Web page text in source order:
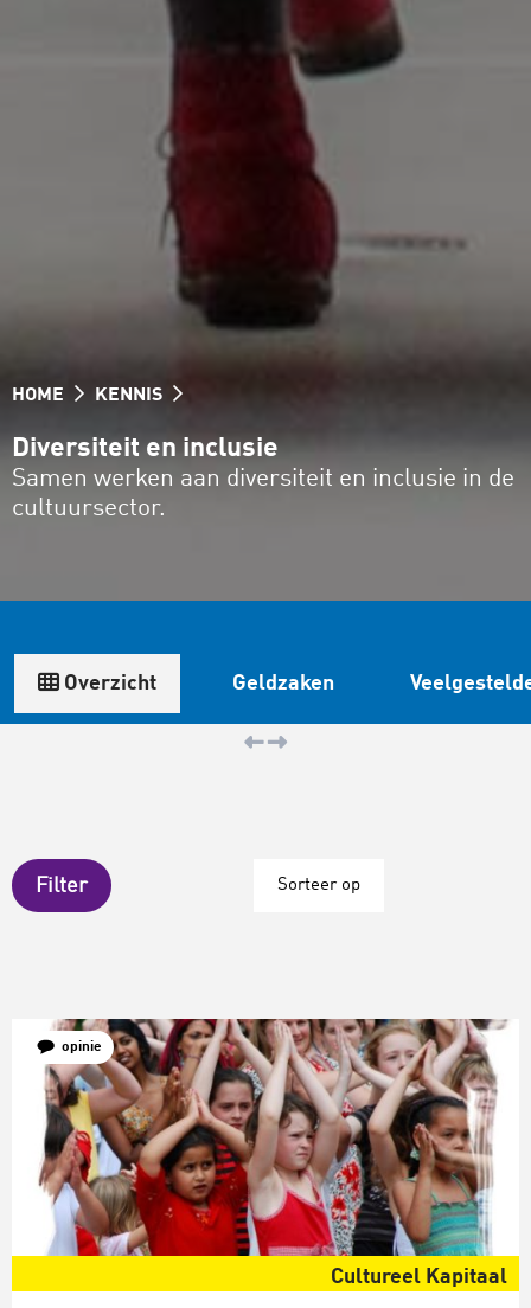
HOME KENNIS
Diversiteit en inclusie
Samen werken aan diversiteit en inclusie in de
cultuursector.
Overzicht Geldzaken
Filter Sorteer op
opinie
Cultureel Kapitaal